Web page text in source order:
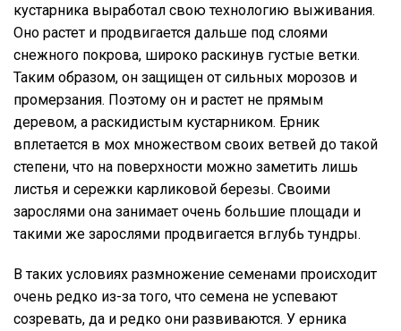
кустарника выработал свою технологию выживания.
Оно растет и продвигается дальше под слоями
снежного покрова, широко раскинув густые ветки.
Таким образом, он защищен от сильных морозов и
промерзания. Поэтому он и растет не прямым
деревом, а раскидистым кустарником. Ерник
вплетается в мох множеством своих ветвей до такой
степени, что на поверхности можно заметить лишь
листья и сережки карликовой березы. Своими
зарослями она занимает очень большие площади и
такими же зарослями продвигается вглубь тундры.
В таких условиях размножение семенами происходит
очень редко из-за того, что семена не успевают
созревать, да и редко они развиваются. У ерника